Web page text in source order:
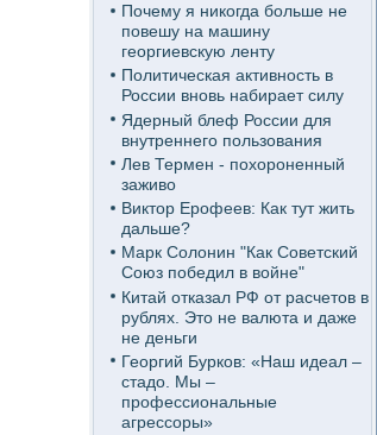
Почему я никогда больше не
повешу на машину
георгиевскую ленту
Политическая активность в
России вновь набирает силу
Ядерный блеф России для
внутреннего пользования
Лев Термен - похороненный
заживо
Виктор Ерофеев: Как тут жить
дальше?
Марк Солонин "Как Советский
Союз победил в войне"
Китай отказал РФ от расчетов в
рублях. Это не валюта и даже
не деньги
Георгий Бурков: «Наш идеал –
стадо. Мы –
профессиональные
агрессоры»